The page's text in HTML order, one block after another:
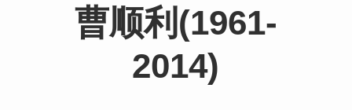
曹顺利(1961-
2014)